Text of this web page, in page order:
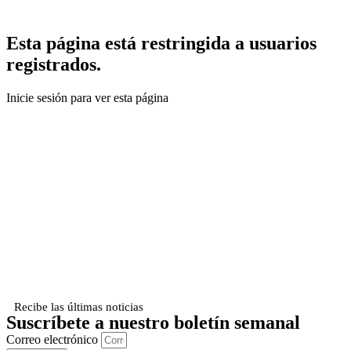
Esta página está restringida a usuarios
registrados.
Inicie sesión para ver esta página
Recibe las últimas noticias
Suscríbete a nuestro boletín semanal
Correo electrónico